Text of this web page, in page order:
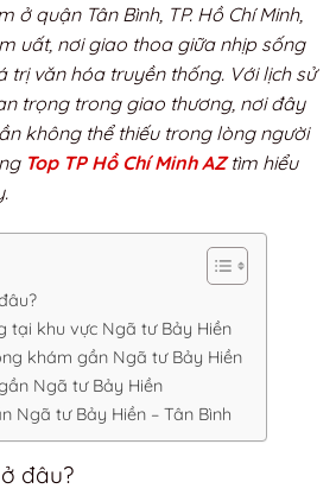
ở quận Tân Bình, TP. Hồ Chí Minh,
uất, nơi giao thoa giữa nhịp sống
trị văn hóa truyền thống. Với lịch sử
trọng trong giao thương, nơi đây
không thể thiếu trong lòng người
Top TP Hồ Chí Minh AZtìm hiểu
tại khu vực Ngã tư Bảy Hiền
khám gần Ngã tư Bảy Hiền
Ngã tư Bảy Hiền
Ngã tư Bảy Hiền – Tân Bình
đâu?